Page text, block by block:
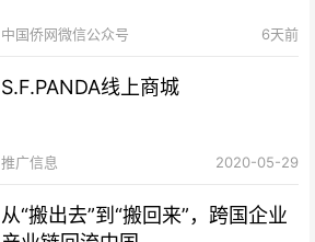
中国侨网微信公众号 6天前
S.F.PANDA线上商城
推广信息 2020-05-29
从“搬出去”到“搬回来”，跨国企业